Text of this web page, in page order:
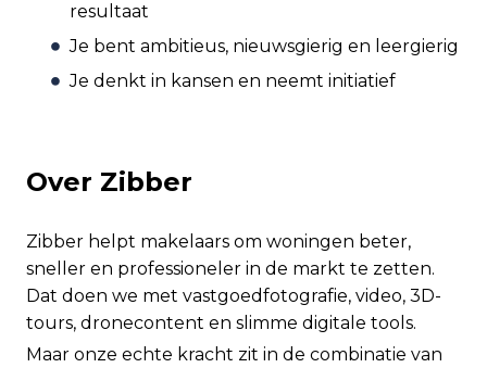
resultaat
Je bent ambitieus, nieuwsgierig en leergierig
Je denkt in kansen en neemt initiatief
Over Zibber
Zibber helpt makelaars om woningen beter,
sneller en professioneler in de markt te zetten.
Dat doen we met vastgoedfotografie, video, 3D-
tours, dronecontent en slimme digitale tools.
Maar onze echte kracht zit in de combinatie van